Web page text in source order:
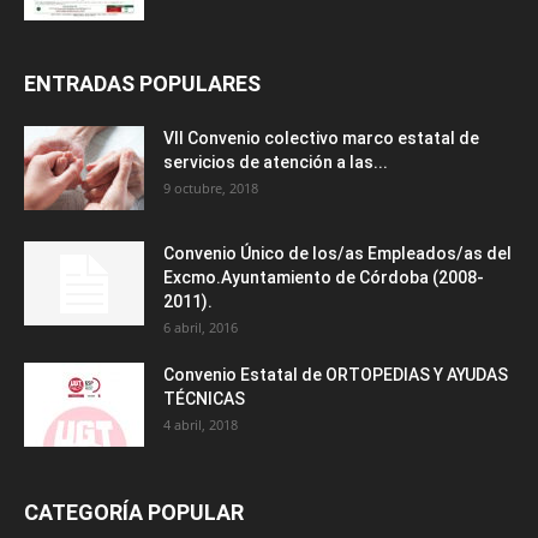
ENTRADAS POPULARES
VII Convenio colectivo marco estatal de
servicios de atención a las...
9 octubre, 2018
Convenio Único de los/as Empleados/as del
Excmo.Ayuntamiento de Córdoba (2008-
2011).
6 abril, 2016
Convenio Estatal de ORTOPEDIAS Y AYUDAS
TÉCNICAS
4 abril, 2018
CATEGORÍA POPULAR